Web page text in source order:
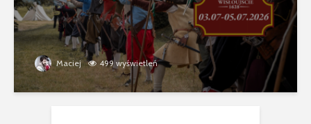
Maciej 499 wyświetleń